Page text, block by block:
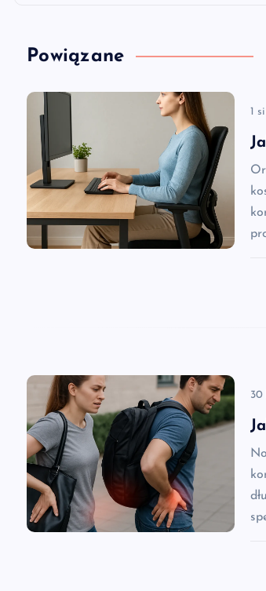
g
a
a
s
u
Powiązane
1
30